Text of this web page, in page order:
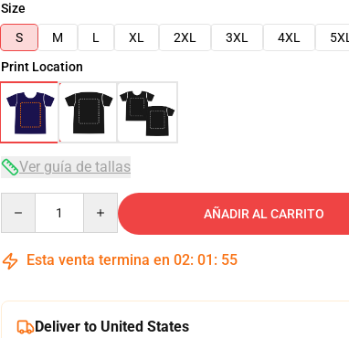
Size
S
M L XL 2XL 3XL 4XL
5XL
Print Location
Ver guía de tallas
AÑADIR AL CARRITO
Esta venta termina en 02: 01 : 54
Deliver to United States